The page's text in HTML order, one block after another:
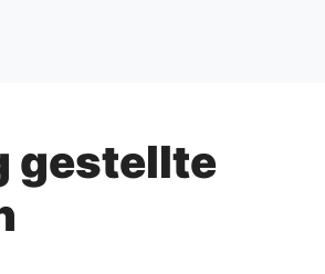
gestellte